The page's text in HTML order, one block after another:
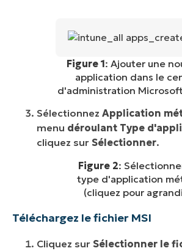
Figure 1: Ajouter une
application dans le
d'administration
Sélectionnez Application
menu déroulant Type
cliquez sur Sélectionner.
Figure 2:
type d'application
(cliquez pour
Téléchargez le fichier MSI
Cliquez sur Sélectionner le